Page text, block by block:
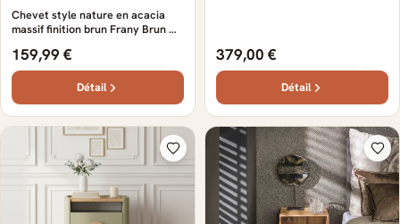
Chevet style nature en acacia
massif finition brun Frany Brun —
159,99 €
Détail
379,00 €
Détail